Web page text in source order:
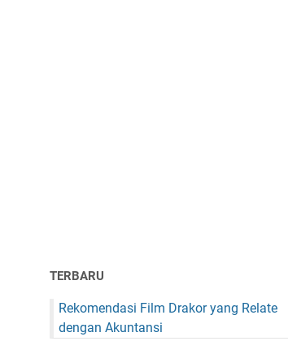
TERBARU
Rekomendasi Film Drakor yang Relate
dengan Akuntansi